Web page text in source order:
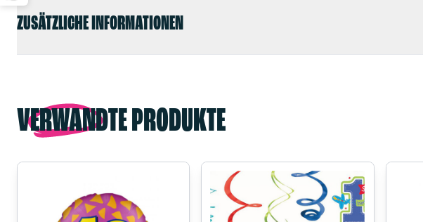
ZUSÄTZLICHE INFORMATIONEN
VERWANDTE PRODUKTE